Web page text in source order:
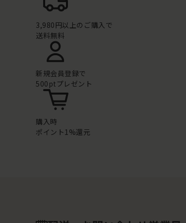
3,980円以上のご購入で
送料無料
新規会員登録で
500ptプレゼント
購入時
ポイント1%還元